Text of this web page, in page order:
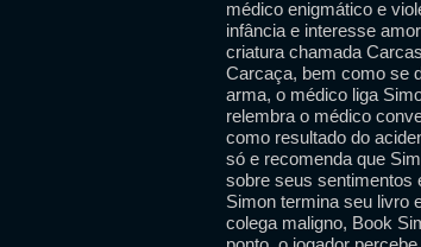
médico enigmático e
infância e interesse
criatura chamada
Carcaça, bem como se
arma, o médico liga
relembra o médico
como resultado do
só e recomenda que
sobre seus sentimentos
Simon termina seu livro
colega maligno, Book